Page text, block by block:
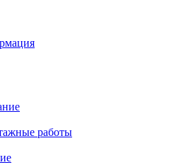
работы